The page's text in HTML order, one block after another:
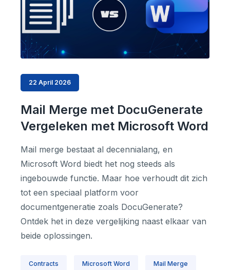
22 April 2026
Mail Merge met DocuGenerate
Vergeleken met Microsoft Word
Mail merge bestaat al decennialang, en
Microsoft Word biedt het nog steeds als
ingebouwde functie. Maar hoe verhoudt dit zich
tot een speciaal platform voor
documentgeneratie zoals DocuGenerate?
Ontdek het in deze vergelijking naast elkaar van
beide oplossingen.
Contracts Microsoft Word Mail Merge